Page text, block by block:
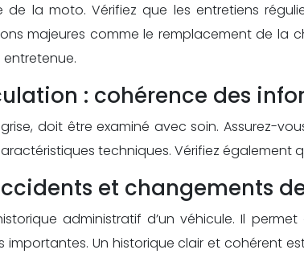
de la moto. Vérifiez que les entretiens
majeures comme le remplacement de la
: cohérence des
doit être examiné avec soin. Assurez-
techniques. Vérifiez également
et changements
administratif d’un véhicule. Il
Un historique clair et cohérent